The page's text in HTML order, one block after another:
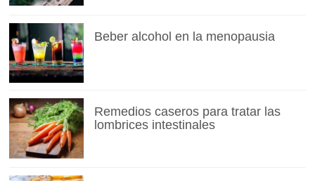
Beber alcohol en la menopausia
Remedios caseros para tratar las
lombrices intestinales